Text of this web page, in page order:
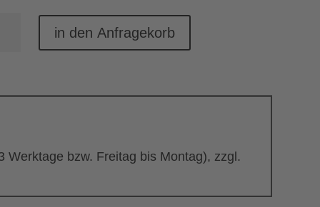
in den Anfragekorb
bzw. Freitag bis Montag), zzgl.